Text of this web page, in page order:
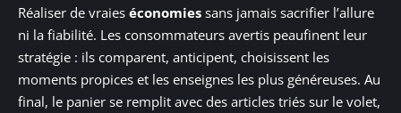
Réaliser de vraies économies sans jamais sacrifier l’allure
ni la fiabilité. Les consommateurs avertis peaufinent leur
stratégie : ils comparent, anticipent, choisissent les
moments propices et les enseignes les plus généreuses. Au
final, le panier se remplit avec des articles triés sur le volet,